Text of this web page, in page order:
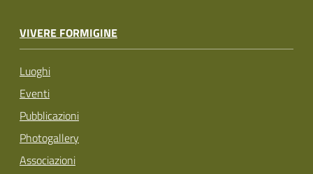
VIVERE FORMIGINE
Luoghi
Eventi
Pubblicazioni
Photogallery
Associazioni